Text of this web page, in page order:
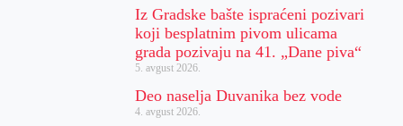
Iz Gradske bašte ispraćeni pozivari
koji besplatnim pivom ulicama
grada pozivaju na 41. „Dane piva“
5. avgust 2026.
Deo naselja Duvanika bez vode
4. avgust 2026.